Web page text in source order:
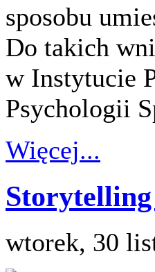
sposobu
Do takich
w Instytucie
Psychologii
Więcej...
wtorek, 30